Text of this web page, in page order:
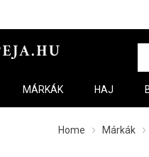
MÁRKÁK HAJ
Home Márkák